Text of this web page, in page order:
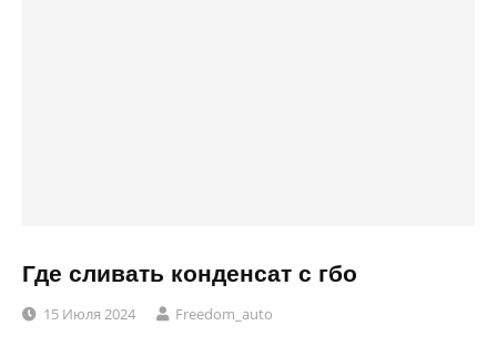
Где сливать конденсат с гбо
15 Июля 2024 Freedom_auto